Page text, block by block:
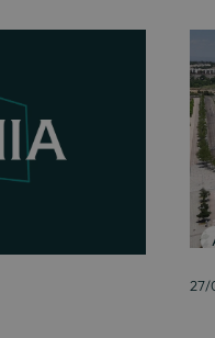
27/